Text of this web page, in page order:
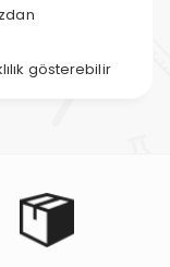
gösterebilir